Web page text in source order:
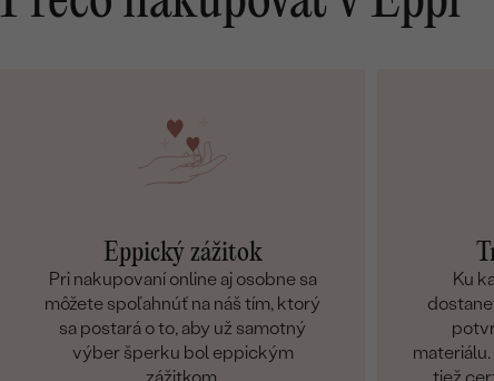
Eppický zážitok
Pri nakupovaní online aj osobne sa
môžete spoľahnúť na náš tím, ktorý
sa postará o to, aby už samotný
výber šperku bol eppickým
Ku